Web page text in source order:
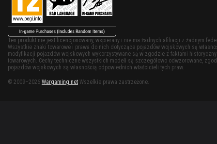
Ten produkt nie jest licencjonowany, wspierany i nie ma żadnych afiliacji z żadnym
Wszystkie znaki towarowe i prawa do nich dotyczące pojazdów wojskowych są
modyfikacji pojazdów wojskowych wykorzystywane są w zgodzie z faktami
towarowych. Cechy techniczne wszystkich modeli są szczegółowo odwzorowane,
pojazdów wojskowych są własnością odpowiednich właścicieli tych praw.
© 2009–2026 Wargaming.net Wszelkie prawa zastrzeżone.